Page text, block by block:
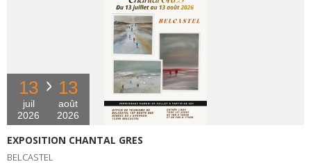
13
juil
2026
13
août
2026
EXPOSITION CHANTAL GRES
BELCASTEL